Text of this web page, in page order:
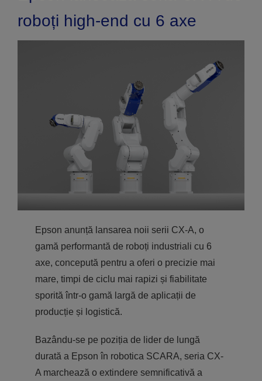
Evenimente
roboți high-end cu 6 axe
Epson anunță lansarea noii serii CX-A, o
gamă performantă de roboți industriali cu 6
axe, concepută pentru a oferi o precizie mai
mare, timpi de ciclu mai rapizi și fiabilitate
sporită într-o gamă largă de aplicații de
producție și logistică.
Bazându-se pe poziția de lider de lungă
durată a Epson în robotica SCARA, seria CX-
A marchează o extindere semnificativă a